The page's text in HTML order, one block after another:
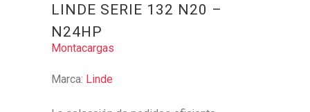
LINDE SERIE 132 N20 –
N24HP
Montacargas
Marca: Linde